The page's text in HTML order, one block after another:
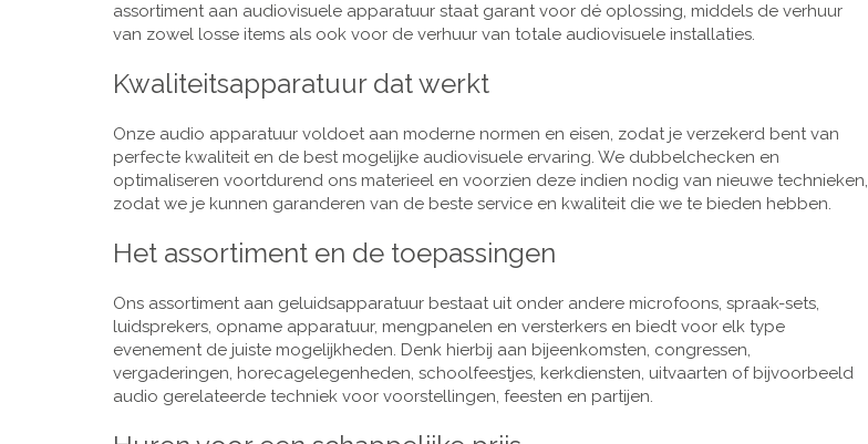
assortiment aan audiovisuele apparatuur staat garant voor dé oplossing, middels de verhuur
van zowel losse items als ook voor de verhuur van totale audiovisuele installaties.
Kwaliteitsapparatuur dat werkt
Onze audio apparatuur voldoet aan moderne normen en eisen, zodat je verzekerd bent van
perfecte kwaliteit en de best mogelijke audiovisuele ervaring. We dubbelchecken en
optimaliseren voortdurend ons materieel en voorzien deze indien nodig van nieuwe technieken,
zodat we je kunnen garanderen van de beste service en kwaliteit die we te bieden hebben.
Het assortiment en de toepassingen
Ons assortiment aan geluidsapparatuur bestaat uit onder andere microfoons, spraak-sets,
luidsprekers, opname apparatuur, mengpanelen en versterkers en biedt voor elk type
evenement de juiste mogelijkheden. Denk hierbij aan bijeenkomsten, congressen,
vergaderingen, horecagelegenheden, schoolfeestjes, kerkdiensten, uitvaarten of bijvoorbeeld
audio gerelateerde techniek voor voorstellingen, feesten en partijen.